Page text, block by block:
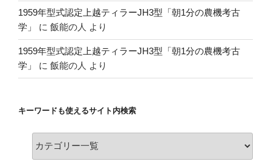
1959年型式認定上越ティラーJH3型「朝1分の農機考古
学」
に 飯能の人 より
1959年型式認定上越ティラーJH3型「朝1分の農機考古
学」
に 飯能の人 より
キーワードも使えるサイト内検索